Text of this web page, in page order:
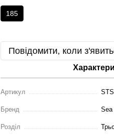
185
Повідомити, коли
Артикул
Бренд Sea
Розділ